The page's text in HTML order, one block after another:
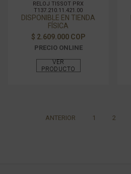
RELOJ TISSOT PRX
T137.210.11.421.00
$ 2.609.000 COP
DISPONIBLE EN TIENDA
FÍSICA
PRECIO ONLINE
VER
PRODUCTO
ANTERIOR 1 2